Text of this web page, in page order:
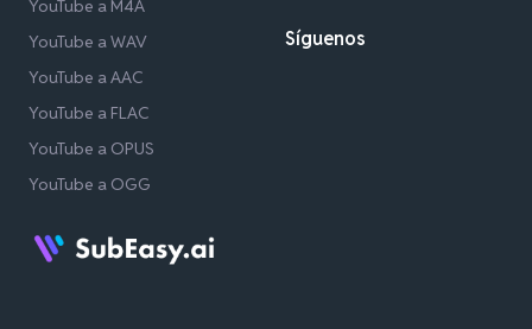
YouTube a M4A
YouTube a WAV
YouTube a AAC
YouTube a FLAC
YouTube a OPUS
YouTube a OGG
Síguenos